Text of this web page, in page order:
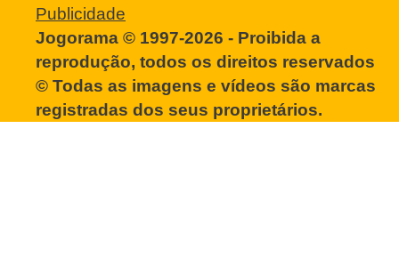
Publicidade
Jogorama © 1997-2026 - Proibida a
reprodução, todos os direitos reservados
© Todas as imagens e vídeos são marcas
registradas dos seus proprietários.